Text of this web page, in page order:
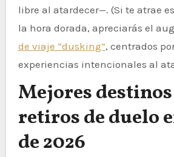
libre al atardecer—. (Si te atrae
la hora dorada, apreciarás el
de viaje “dusking”, centrados
experiencias intencionales al
Mejores
retiros de duelo
de 2026